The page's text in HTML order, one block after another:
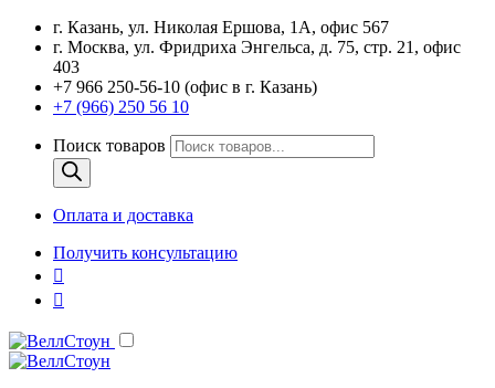
г. Казань, ул. Николая Ершова, 1А, офис 567
г. Москва, ул. Фридриха Энгельса, д. 75, стр. 21, офис
403
+7 966 250-56-10 (офис в г. Казань)
+7 (966) 250 56 10
Поиск товаров
Оплата и доставка
Получить консультацию